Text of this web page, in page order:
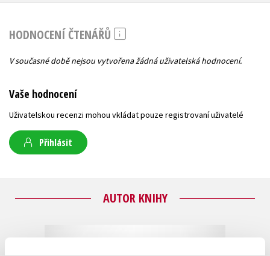
HODNOCENÍ ČTENÁŘŮ
V současné době nejsou vytvořena žádná uživatelská hodnocení.
Vaše hodnocení
Uživatelskou recenzi mohou vkládat pouze registrovaní uživatelé
Přihlásit
AUTOR KNIHY